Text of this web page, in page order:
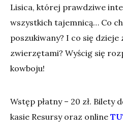
Lisica, której prawdziwe
wszystkich tajemnicą… Co
poszukiwany? I co się
zwierzętami? Wyścig się
kowboju!
Wstęp płatny – 20 zł. Bilety
kasie Resursy oraz online